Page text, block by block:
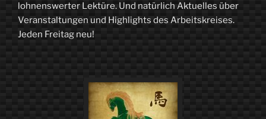
lohnenswerter Lektüre. Und natürlich Aktuelles über
Veranstaltungen und Highlights des Arbeitskreises.
Jeden Freitag neu!